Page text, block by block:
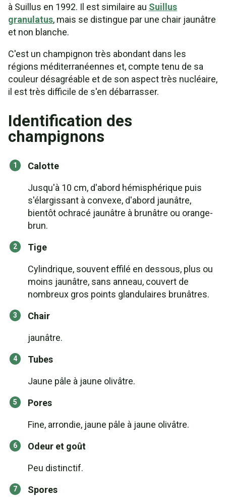
à Suillus en 1992. Il est similaire au Suillus
granulatus, mais se distingue par une chair jaunâtre
et non blanche.
C'est un champignon très abondant dans les
régions méditerranéennes et, compte tenu de sa
couleur désagréable et de son aspect très nucléaire,
il est très difficile de s'en débarrasser.
Identification des
champignons
Calotte
Jusqu'à 10 cm, d'abord hémisphérique puis
s'élargissant à convexe, d'abord jaunâtre,
bientôt ochracé jaunâtre à brunâtre ou orange-
brun.
Tige
Cylindrique, souvent effilé en dessous, plus ou
moins jaunâtre, sans anneau, couvert de
nombreux gros points glandulaires brunâtres.
Chair
jaunâtre.
Tubes
Jaune pâle à jaune olivâtre.
Pores
Fine, arrondie, jaune pâle à jaune olivâtre.
Odeur et goût
Peu distinctif.
Spores